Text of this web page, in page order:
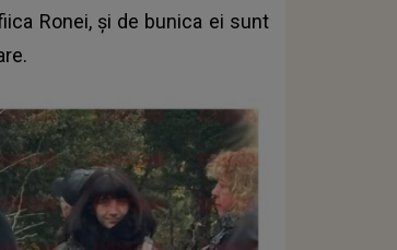
Ronei, și de bunica ei sunt